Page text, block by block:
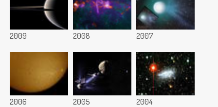
2009 2008 2007
2006 2005 2004